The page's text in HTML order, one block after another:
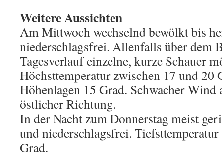
Weitere Aussichten
Am Mittwoch wechselnd bewölkt bis
niederschlagsfrei. Allenfalls über dem
Tagesverlauf einzelne, kurze Schauer
Höchsttemperatur zwischen 17 und 20
Höhenlagen 15 Grad. Schwacher
östlicher Richtung.
In der Nacht zum Donnerstag meist
und niederschlagsfrei.
Grad.